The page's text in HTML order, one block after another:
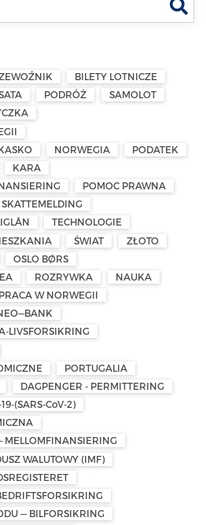
BILETY LOTNICZE
PODRÓŻ
SAMOLOT
NORWEGIA
PODATEK
KARA
POMOC PRAWNA
TECHNOLOGIE
ŚWIAT
ZŁOTO
OSLO BØRS
ROZRYWKA
NAUKA
PRACA W NORWEGII
LIVSFORSIKRING
PORTUGALIA
DAGPENGER - PERMITTERING
(SARS-CoV-2)
MELLOMFINANSIERING
WALUTOWY (IMF)
— BILFORSIKRING